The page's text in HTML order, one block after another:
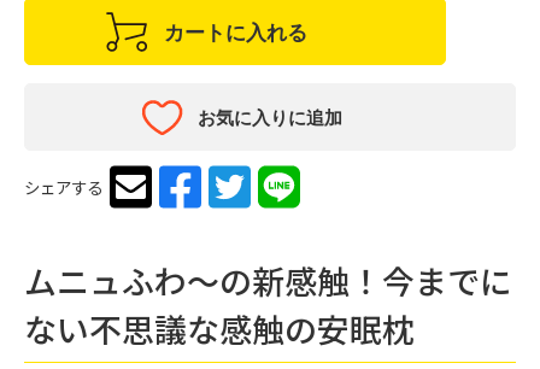
カートに入れる
お気に入りに追加
シェアする
ムニュふわ～の新感触！今までに
ない不思議な感触の安眠枕